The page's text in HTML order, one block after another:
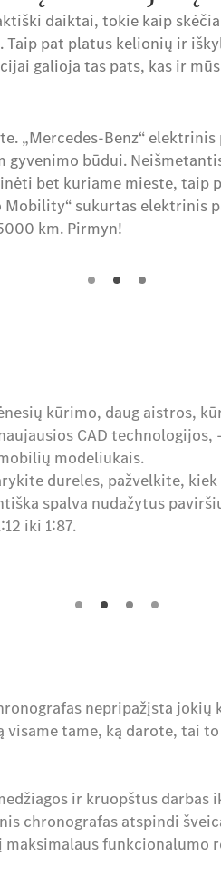
daiktai, tokie kaip
pat platus kelionių ir
galioja tas pats, kas ir
„Mercedes-Benz“
būdui.
bet kuriame mieste, taip
Mobility“ sukurtas elektrinis
km. Pirmyn!
kūrimo, daug aistros,
CAD
modeliukais.
dureles, pažvelkite,
spalva nudažytus
iki 1:87.
nepripažįsta jokių
tame, ką darote, tai to
ir kruopštus darbas
chronografas atspindi
funkcionalumo